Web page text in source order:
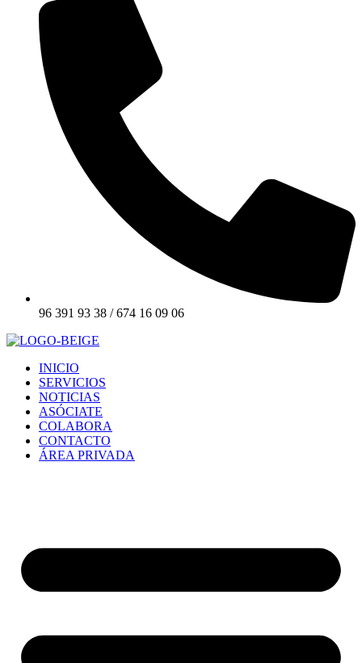
96 391 93 38 / 674 16 09 06
INICIO
SERVICIOS
NOTICIAS
ASÓCIATE
COLABORA
CONTACTO
ÁREA PRIVADA